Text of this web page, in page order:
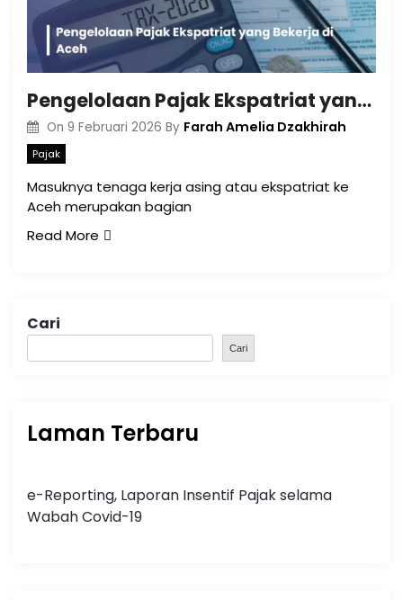
Pengelolaan Pajak Ekspatriat yang Bekerja di Aceh
On 9 Februari 2026 By Farah Amelia Dzakhirah
Pajak
Masuknya tenaga kerja asing atau ekspatriat ke
Aceh merupakan bagian
Read More
Cari
Cari
Laman Terbaru
e-Reporting, Laporan Insentif Pajak selama
Wabah Covid-19